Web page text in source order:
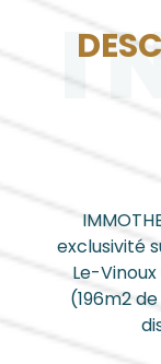
exclusivité
Le-
(196m2